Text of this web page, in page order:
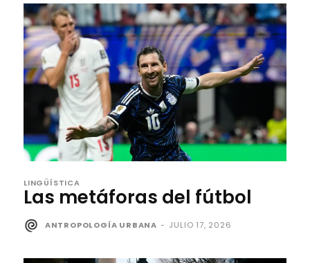
LINGÜÍSTICA
Las metáforas del fútbol
ANTROPOLOGÍA URBANA - JULIO 17, 2026